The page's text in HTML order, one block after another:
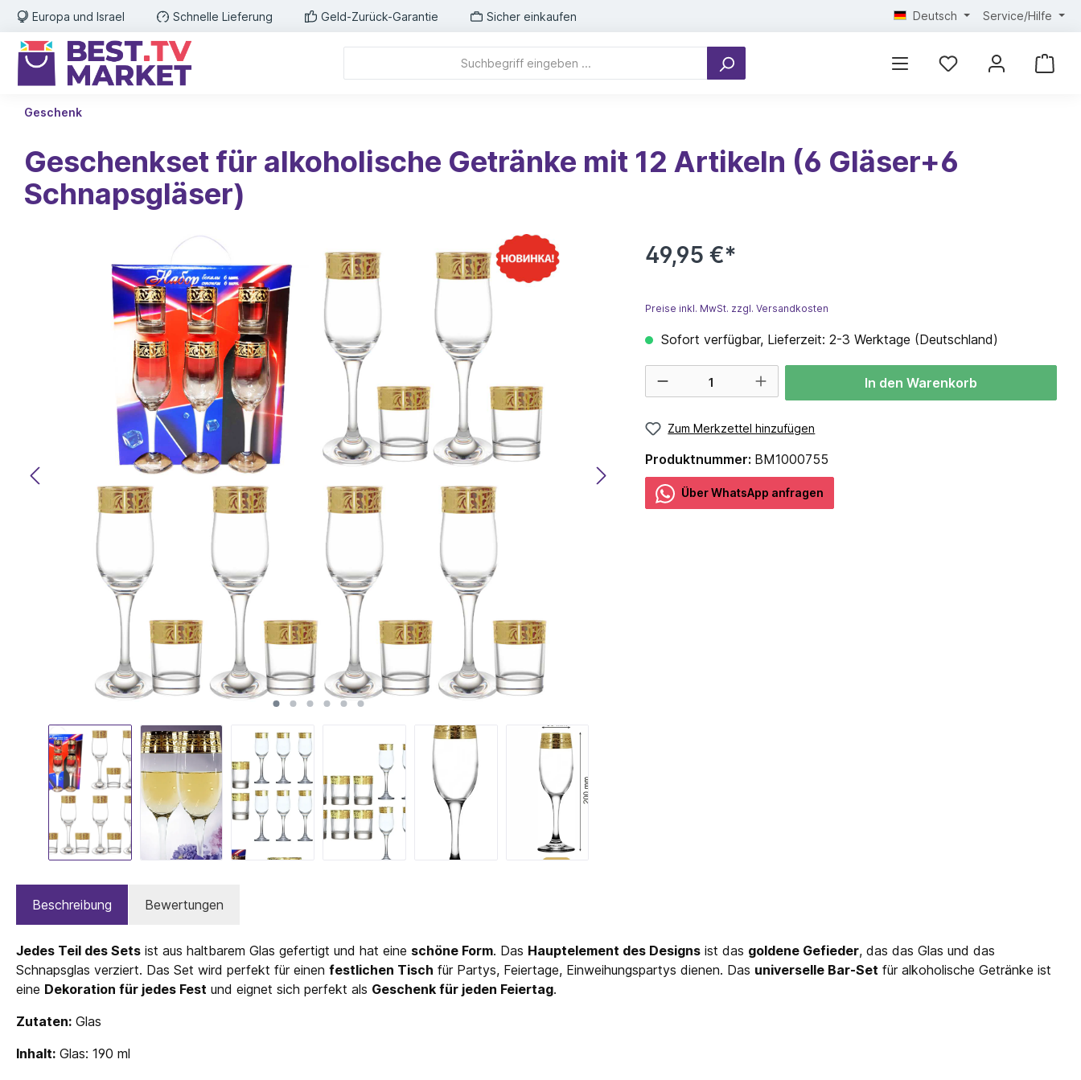
Europa und Israel Schnelle Lieferung Geld-Zurück-Garantie Sicher einkaufen Deutsch Service/Hilfe
Geschenk
Geschenkset für alkoholische Getränke mit 12 Artikeln (6 Gläser+6
Schnapsgläser)
49,95 €*
Preise inkl. MwSt. zzgl. Versandkosten
Sofort verfügbar, Lieferzeit: 2-3 Werktage (Deutschland)
In den Warenkorb
Zum Merkzettel hinzufügen
Produktnummer: BM1000755
Über WhatѕApp anfragеn
Beschreibung Bewertungen
Jedes Teil des Sets ist aus haltbarem Glas gefertigt und hat eine schöne Form. Das Hauptelement des Designs ist das goldene Gefieder, das das Glas und das
Schnapsglas verziert. Das Set wird perfekt für einen festlichen Tisch für Partys, Feiertage, Einweihungspartys dienen. Das universelle Bar-Set für alkoholische Getränke ist
eine Dekoration für jedes Fest und eignet sich perfekt als Geschenk für jeden Feiertag.
Zutaten: Glas
Inhalt: Glas: 190 ml